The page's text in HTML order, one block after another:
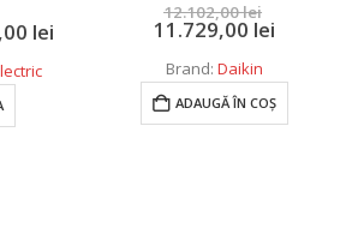
lei
12.102,00lei
11.729,00 lei
Brand: Daikin
ADAUGĂ ÎN COȘ